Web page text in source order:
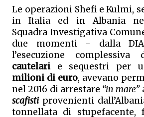
Le operazioni Shefi e Kulmi,
in Italia ed in Albania
Squadra Investigativa
due momenti - dalla
l’esecuzione complessiva
cautelari e sequestri per
milioni di euro, avevano
nel 2016 di arrestare “in mare”
scafisti provenienti